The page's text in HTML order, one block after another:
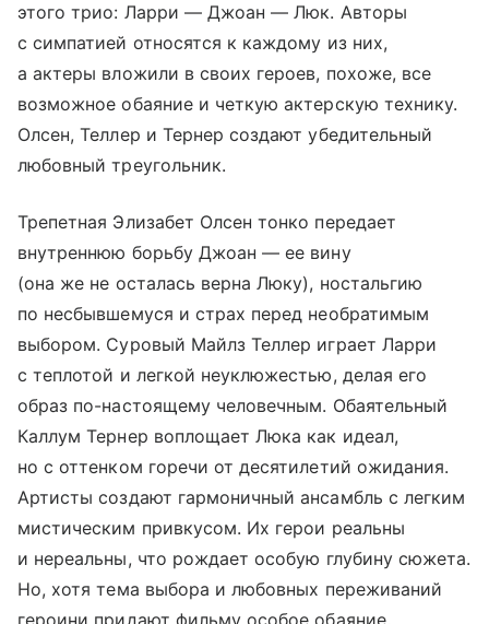
этого трио: Ларри — Джоан — Люк. Авторы
с симпатией относятся к каждому из них,
а актеры вложили в своих героев, похоже, все
возможное обаяние и четкую актерскую технику.
Олсен, Теллер и Тернер создают убедительный
любовный треугольник.
Трепетная Элизабет Олсен тонко передает
внутреннюю борьбу Джоан — ее вину
(она же не осталась верна Люку), ностальгию
по несбывшемуся и страх перед необратимым
выбором. Суровый Майлз Теллер играет Ларри
с теплотой и легкой неуклюжестью, делая его
образ по-настоящему человечным. Обаятельный
Каллум Тернер воплощает Люка как идеал,
но с оттенком горечи от десятилетий ожидания.
Артисты создают гармоничный ансамбль с легким
мистическим привкусом. Их герои реальны
и нереальны, что рождает особую глубину сюжета.
Но, хотя тема выбора и любовных переживаний
героини придают фильму особое обаяние,